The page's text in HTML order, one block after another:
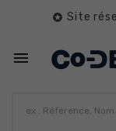
 Site
